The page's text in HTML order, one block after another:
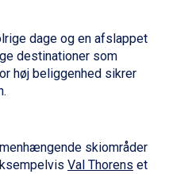
dage og en afslappet
destinationer som
høj beliggenhed sikrer
skiområder
Val Thorens et